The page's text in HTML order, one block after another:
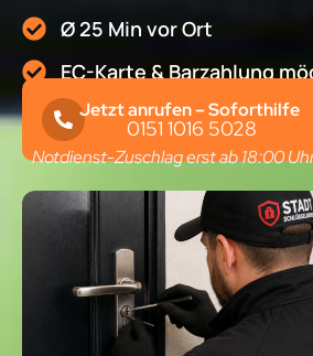
Ø 25 Min vor Ort
EC-Karte & Barzahlung
Jetzt anrufen – Soforthilfe
0151 1016 5028
Notdienst-Zuschlag erst ab 18:00